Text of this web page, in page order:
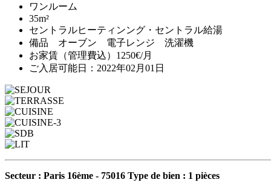
ワンルーム
35m²
セントラルヒーティンング・セントラル給湯
備品 オーブン 電子レンジ 洗濯機
お家賃（管理費込）1250€/月
ご入居可能日：2022年02月01日
Secteur : Paris 16ème - 75016 Type de bien : 1 pièces